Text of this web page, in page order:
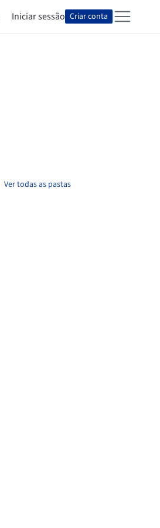
Iniciar sessão Criar conta
Ver todas as pastas